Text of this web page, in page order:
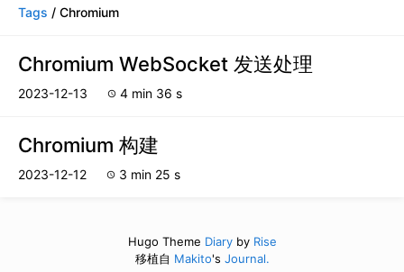
Tags / Chromium
Chromium WebSocket 发送处理
2023-12-13 schedule 4 min 36 s
Chromium 构建
2023-12-12 schedule 3 min 25 s
Hugo Theme Diaryby Rise
移植自 Makito's Journal.